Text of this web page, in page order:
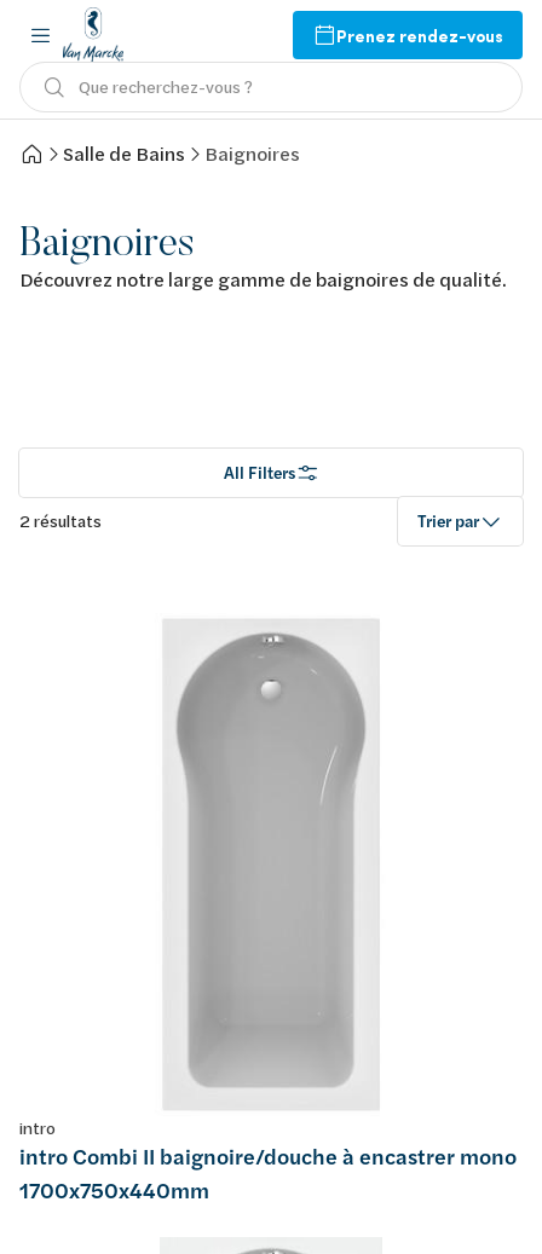
Prenez rendez-vous
Que recherchez-vous ?
Salle de Bains Baignoires
Baignoires
Découvrez notre large gamme de baignoires de qualité.
All Filters
2 résultats Trier par
intro
intro Combi II baignoire/douche à encastrer mono
1700x750x440mm